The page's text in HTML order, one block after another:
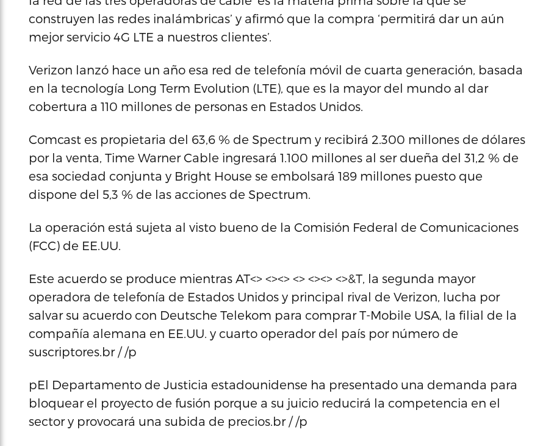
construyen las redes inalámbricas’ y afirmó que la compra ‘permitirá dar un aún
mejor servicio 4G LTE a nuestros clientes’.
Verizon lanzó hace un año esa red de telefonía móvil de cuarta generación, basada
en la tecnología Long Term Evolution (LTE), que es la mayor del mundo al dar
cobertura a 110 millones de personas en Estados Unidos.
Comcast es propietaria del 63,6 % de Spectrum y recibirá 2.300 millones de dólares
por la venta, Time Warner Cable ingresará 1.100 millones al ser dueña del 31,2 % de
esa sociedad conjunta y Bright House se embolsará 189 millones puesto que
dispone del 5,3 % de las acciones de Spectrum.
La operación está sujeta al visto bueno de la Comisión Federal de Comunicaciones
(FCC) de EE.UU.
Este acuerdo se produce mientras AT<> <><> <> <><> <>&T, la segunda mayor
operadora de telefonía de Estados Unidos y principal rival de Verizon, lucha por
salvar su acuerdo con Deutsche Telekom para comprar T-Mobile USA, la filial de la
compañía alemana en EE.UU. y cuarto operador del país por número de
suscriptores.br / /p
pEl Departamento de Justicia estadounidense ha presentado una demanda para
bloquear el proyecto de fusión porque a su juicio reducirá la competencia en el
sector y provocará una subida de precios.br / /p